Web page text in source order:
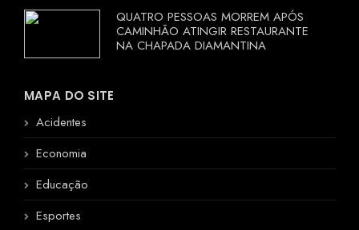
QUATRO PESSOAS MORREM APÓS
CAMINHÃO ATINGIR RESTAURANTE
NA CHAPADA DIAMANTINA
MAPA DO SITE
Acidentes
Economia
Educação
Esportes